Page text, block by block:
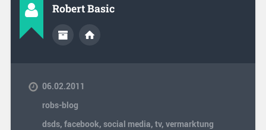
Robert Basic
06.02.2011
robs-blog
dsds, facebook, social media, tv, vermarktung